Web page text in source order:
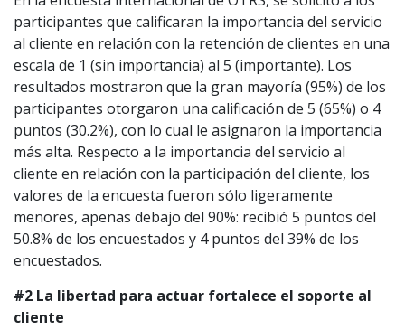
participantes que calificaran la importancia del servicio
al cliente en relación con la retención de clientes en una
escala de 1 (sin importancia) al 5 (importante). Los
resultados mostraron que la gran mayoría (95%) de los
participantes otorgaron una calificación de 5 (65%) o 4
puntos (30.2%), con lo cual le asignaron la importancia
más alta. Respecto a la importancia del servicio al
cliente en relación con la participación del cliente, los
valores de la encuesta fueron sólo ligeramente
menores, apenas debajo del 90%: recibió 5 puntos del
50.8% de los encuestados y 4 puntos del 39% de los
encuestados.
#2 La libertad para actuar fortalece el soporte al
cliente